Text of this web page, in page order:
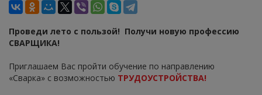
Проведи лето с пользой! Получи новую профессию
СВАРЩИКА!
Приглашаем Вас пройти обучение по направлению
«Сварка» с возможностью ТРУДОУСТРОЙСТВА!